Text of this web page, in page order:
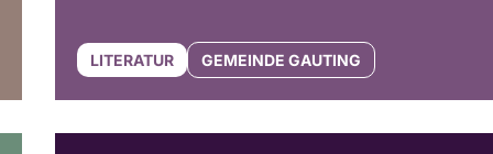
LITERATUR GEMEINDE GAUTING